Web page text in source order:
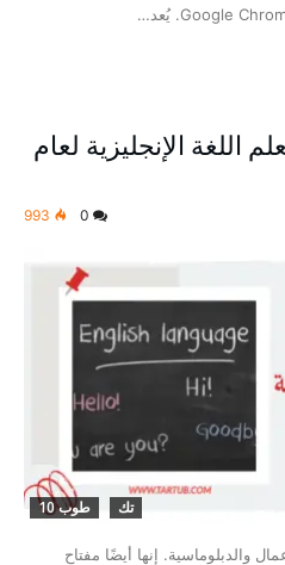
اللغة الإنجليزية لعام
993
تك طوب 10
والدبلوماسية. إنها أيضًا مفتاح